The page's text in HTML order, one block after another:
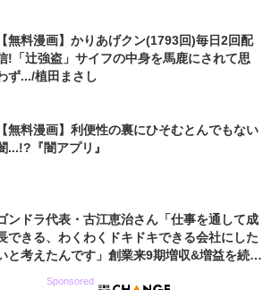
【無料漫画】かりあげクン(1793回)毎日2回配
!「辻強盗」サイフの中身を馬鹿にされて思
ず.../植田まさし
【無料漫画】利便性の裏にひそむとんでもない
...!?『闇アプリ』
ンドラ代表・古江恵治さん「仕事を通して成
できる、わくわくドキドキできる会社にした
と考えたんです」創業来9期増収&増益を続け
Sponsored